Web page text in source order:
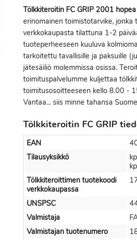
Tölkkiteroitin FC GRIP 2001
erinomainen toimistotarvike, jonka
verkkokaupasta tilattuna 1-2
tuoteperheeseen kuuluva
tarkoitettu tavallisille ja paksuille
jätesäiliö molemmissa osissa.
toimituspalvelumme kuljettaa
toimitusosoitteeseen kello 8.00 -
Vantaa... siis minne tahansa
Tölkkiteroitin FC GRIP
EAN
Tilausyksikkö
Tölkkiteroittimen tuotekoodi
verkkokaupassa
UNSPSC
Valmistaja
Valmistajan tuotenumero